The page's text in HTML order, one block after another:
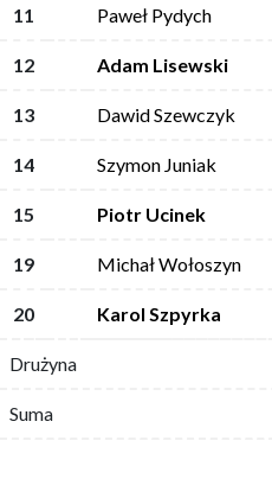
11 Paweł Pydych
12 Adam Lisewski
13 Dawid Szewczyk
14 Szymon Juniak
15 Piotr Ucinek
19 Michał Wołoszyn
20 Karol Szpyrka
Drużyna
Suma
11 Paweł Pydych
12 Adam Lisewski
13 Dawid Szewczyk
14 Szymon Juniak
15 Piotr Ucinek
19 Michał Wołoszyn
20 Karol Szpyrka
Drużyna
Suma